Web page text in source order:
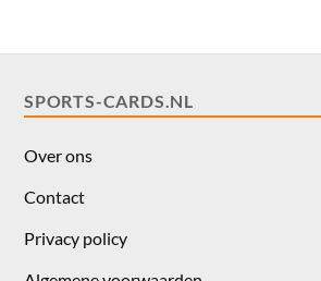
SPORTS-CARDS.NL
Over ons
Contact
Privacy policy